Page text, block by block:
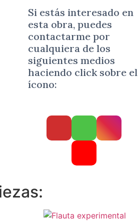
Si estás interesado en
esta obra, puedes
contactarme por
cualquiera de los
siguientes medios
haciendo click sobre el
ícono: